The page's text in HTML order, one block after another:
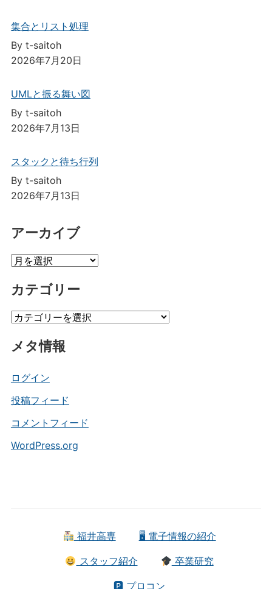
集合とリスト処理
By t-saitoh
2026年7月20日
UMLと振る舞い図
By t-saitoh
2026年7月13日
スタックと待ち行列
By t-saitoh
2026年7月13日
アーカイブ
ア
カ
ブ
カテゴリー
カ
ゴ
ー
メタ情報
ログイン
投稿フィード
コメントフィード
WordPress.org
福井高専 🖥 電子情報の紹介
スタッフ紹介 卒業研究
🅿 プロコン